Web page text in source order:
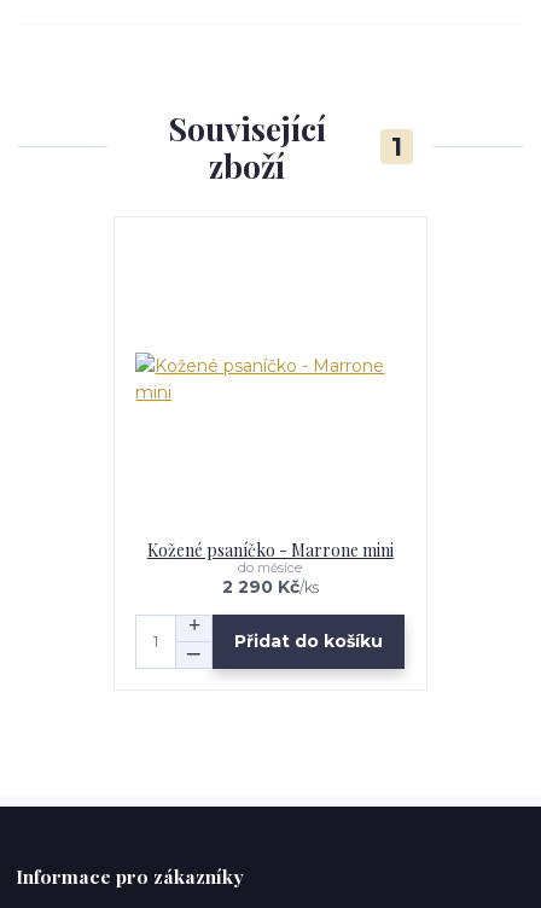
Související
zboží
1
Kožené psaníčko - Marrone mini
2 290 Kč/ks
do měsíce
Přidat do košíku
Informace pro zákazníky